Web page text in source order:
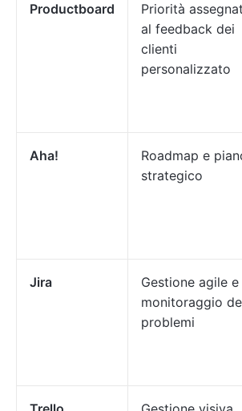
Productboard
Priorità
al feedback dei
clienti
personalizzato
Aha!
Roadmap e
strategico
Jira
Gestione agile e
monitoraggio
problemi